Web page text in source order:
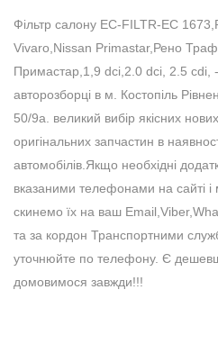
Фільтр салону EC-FILTR-EC
Vivaro,Nissan Primastar,Рено
Примастар,1,9 dci,2.0 dci, 2.5 cdi,
авторозборці в м. Костопіль
50/9а. великий вибір якісних
оригінальних запчастин в
автомобілів.Якщо необхідні
вказаними телефонами на сайті
скинемо їх на ваш
та за кордон Транспортними
уточнюйте по телефону. Є
домовимося завжди!!!